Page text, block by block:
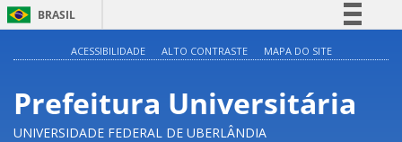
BRASIL
Participe
Acesso à informação
ACESSIBILIDADE ALTO CONTRASTE MAPA DO SITE
Prefeitura Universitária
UNIVERSIDADE FEDERAL DE UBERLÂNDIA